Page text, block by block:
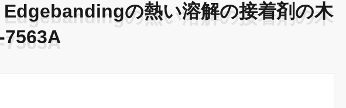
Edgebandingの熱い溶解の接着剤の木
7563A
Edgebandingの熱い溶解の接着剤の木
7563A